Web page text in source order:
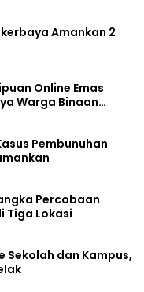
Amankan 2
Online Emas
Warga Binaan
Pembunuhan
Percobaan
Tiga Lokasi
Sekolah dan Kampus,